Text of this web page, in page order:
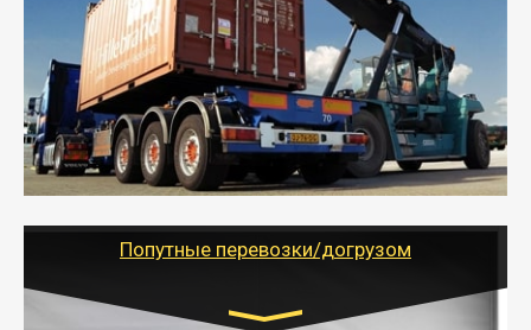
от 10 000 руб. Возможен догруз
- Доставка фурой до 20 т возможна для больших
объемов грузов, упакованных в коробки, мешки,
паллеты и россыпью в самые отдаленные места
России с гарантией полной сохранности.
- Тайгер Логистик предоставляет услуги по
грузоперевозкам для физических и юридических лиц
Попутные перевозки/догрузом